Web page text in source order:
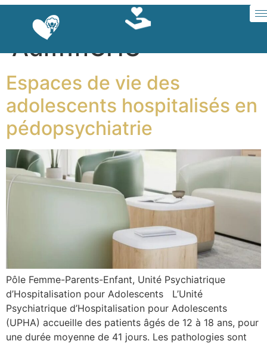
Auteur/autrice :
Adm1nCHU
Espaces de vie des
adolescents hospitalisés en
pédopsychiatrie
Pôle Femme-Parents-Enfant, Unité Psychiatrique
d’Hospitalisation pour Adolescents L’Unité
Psychiatrique d’Hospitalisation pour Adolescents
(UPHA) accueille des patients âgés de 12 à 18 ans, pour
une durée moyenne de 41 jours. Les pathologies sont